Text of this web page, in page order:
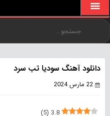
دانلود آهنگ سودیا تب سرد
22 مارس 2024
3.8
(
5
)